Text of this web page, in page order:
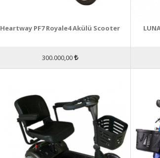
Heartway PF7 Royale4 Akülü Scooter
300.000,00